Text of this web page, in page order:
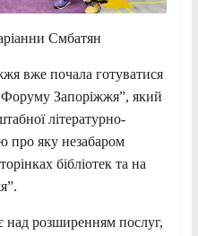
Смбатян
вже почала готуватися
Форуму Запоріжжя”, який
літературно-
про яку незабаром
бібліотек та на
над розширенням послуг,